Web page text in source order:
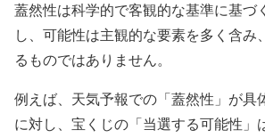
蓋然性は科学的で客観的な基準に基づ
し、可能性は主観的な要素を多く含み
るものではありません。
例えば、天気予報での「蓋然性」が具
に対し、宝くじの「当選する可能性」